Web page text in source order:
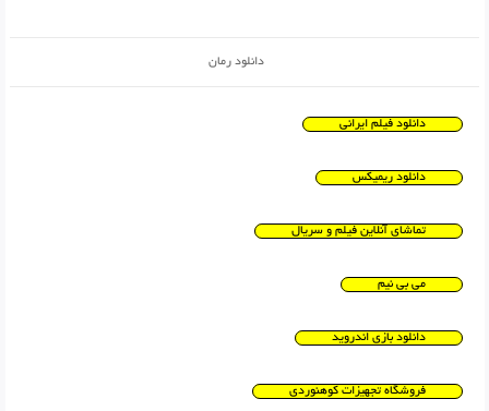
دانلود رمان
دانلود فیلم ایرانی
دانلود ریمیکس
تماشای آنلاین فیلم و سریال
می بی نیم
دانلود بازی اندروید
فروشگاه تجهیزات کوهنوردی